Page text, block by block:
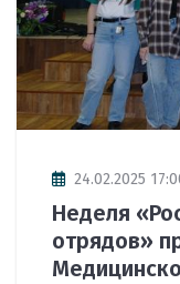
24.02.2025
Неделя
отрядов»